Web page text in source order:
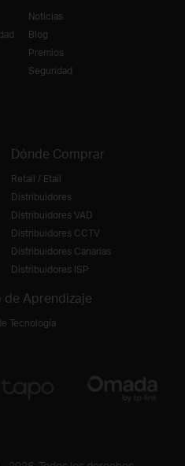
Noticias
Blog
Premios
Seguridad
Dónde Comprar
Retail / Etail
Distribuidores
Distribuidores VAD
Distribuidores CCTV
Distribuidores Canarias
Distribuidores ISP
de Aprendizaje
Tecnología